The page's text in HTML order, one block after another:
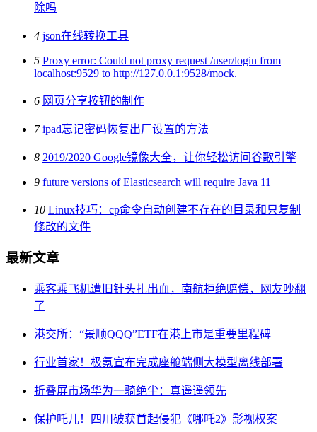
除吗
4 json在线转换工具
5 Proxy error: Could not proxy request /user/login from
localhost:9529 to http://127.0.0.1:9528/mock.
6 网页分享按钮的制作
7 ipad忘记密码恢复出厂设置的方法
8 2019/2020 Google镜像大全，让你轻松访问谷歌引擎
9 future versions of Elasticsearch will require Java 11
10 Linux技巧：cp命令自动创建不存在的目录和只复制
修改的文件
最新文章
乘客乘飞机遭旧针头扎出血，南航拒绝赔偿，网友吵翻
了
港交所：“景顺QQQ”ETF在港上市是重要里程碑
行业首家！极氪宣布完成座舱端侧大模型离线部署
折叠屏市场华为一骑绝尘：真遥遥领先
保护吒儿！四川破获首起侵犯《哪吒2》影视权案